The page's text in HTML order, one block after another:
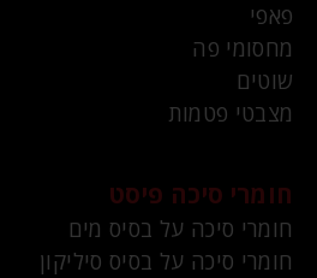
פאפי
מחסומי פה
שוטים
מצבטי פטמות
חומרי סיכה פיסט
חומרי סיכה על בסיס מים
חומרי סיכה על בסיס סיליקון